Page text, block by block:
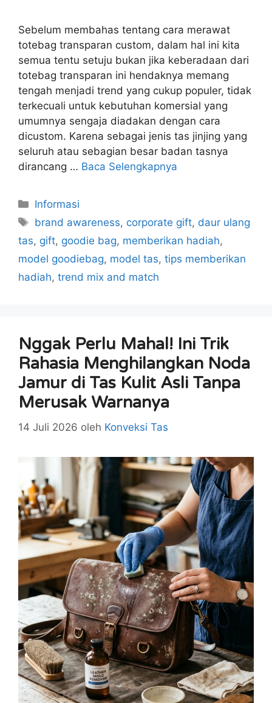
Sebelum membahas tentang cara merawat
totebag transparan custom, dalam hal ini kita
semua tentu setuju bukan jika keberadaan dari
totebag transparan ini hendaknya memang
tengah menjadi trend yang cukup populer, tidak
terkecuali untuk kebutuhan komersial yang
umumnya sengaja diadakan dengan cara
dicustom. Karena sebagai jenis tas jinjing yang
seluruh atau sebagian besar badan tasnya
dirancang … Baca Selengkapnya
Kategori
Informasi
Tag
brand awareness, corporate gift, daur ulang
tas, gift, goodie bag, memberikan hadiah,
model goodiebag, model tas, tips memberikan
hadiah, trend mix and match
Nggak Perlu Mahal! Ini Trik
Rahasia Menghilangkan Noda
Jamur di Tas Kulit Asli Tanpa
Merusak Warnanya
14 Juli 2026 oleh Konveksi Tas